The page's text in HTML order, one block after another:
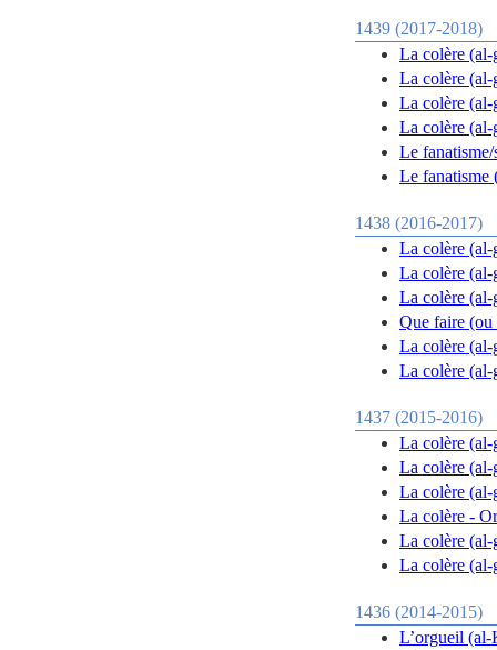
1439 (2017-2018)
La colère
La colère
La colère
La colère
Le
Le fanatisme
1438 (2016-2017)
La colère (al-
La colère (al-
La colère (al-
Que faire (ou
La colère (al-
La colère (al-
1437 (2015-2016)
La colère (al-
La colère (al-
La colère (al-
La colère -
La colère
La colère (al-
1436 (2014-2015)
L’orgueil (al-